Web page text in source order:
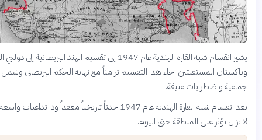
يشير انقسام شبه القارة الهندية عام 1947 إلى تقسيم الهند البريطانية إلى دولتي الهند
المستقلتين. جاء هذا التقسيم تزامناً مع نهاية الحكم البريطاني وشمل هجرة
عنيفة.
يعد انقسام شبه القارة الهندية عام 1947 حدثاً تاريخياً معقداً وذا تداعيات واسعة النطاق
على المنطقة حتى اليوم.